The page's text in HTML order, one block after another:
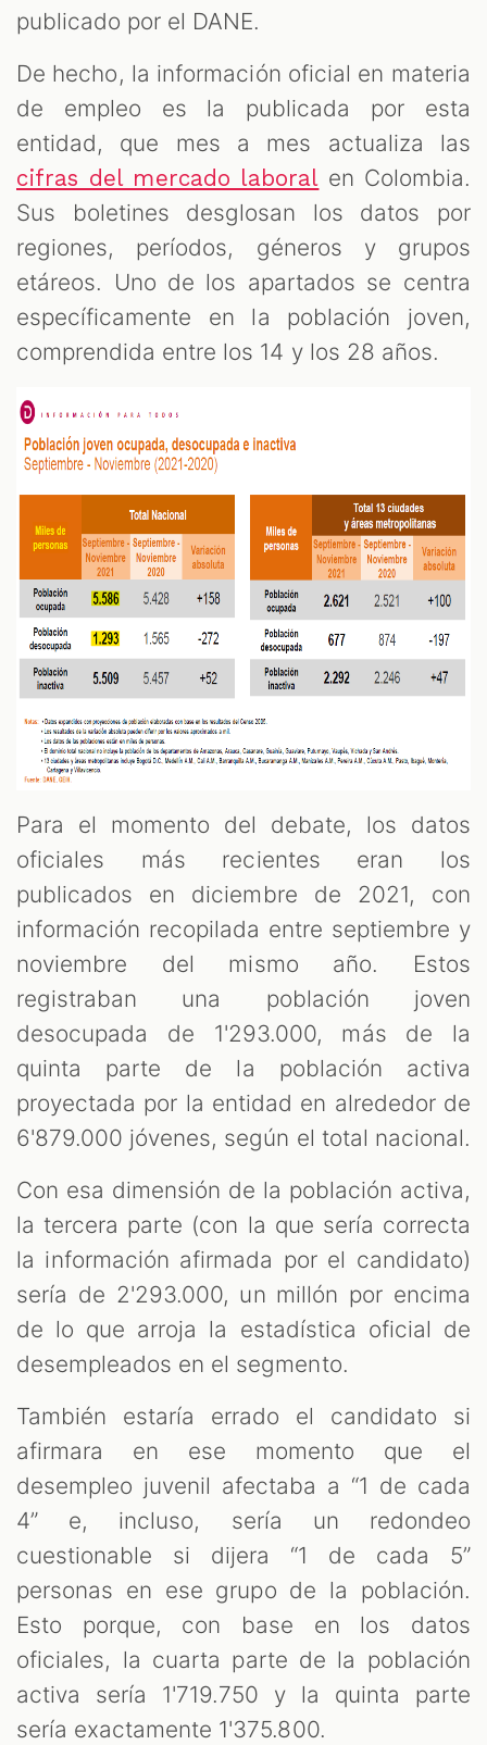
publicado por el DANE.
De hecho, la información oficial en materia
de empleo es la publicada por esta
entidad, que mes a mes actualiza las
cifras del mercado laboral en Colombia.
Sus boletines desglosan los datos por
regiones, períodos, géneros y grupos
etáreos. Uno de los apartados se centra
específicamente en la población joven,
comprendida entre los 14 y los 28 años.
Para el momento del debate, los datos
oficiales más recientes eran los
publicados en diciembre de 2021, con
información recopilada entre septiembre y
noviembre del mismo año. Estos
registraban una población joven
desocupada de 1'293.000, más de la
quinta parte de la población activa
proyectada por la entidad en alrededor de
6'879.000 jóvenes, según el total nacional.
Con esa dimensión de la población activa,
la tercera parte (con la que sería correcta
la información afirmada por el candidato)
sería de 2'293.000, un millón por encima
de lo que arroja la estadística oficial de
desempleados en el segmento.
También estaría errado el candidato si
afirmara en ese momento que el
desempleo juvenil afectaba a “1 de cada
4” e, incluso, sería un redondeo
cuestionable si dijera “1 de cada 5”
personas en ese grupo de la población.
Esto porque, con base en los datos
oficiales, la cuarta parte de la población
activa sería 1'719.750 y la quinta parte
sería exactamente 1'375.800.